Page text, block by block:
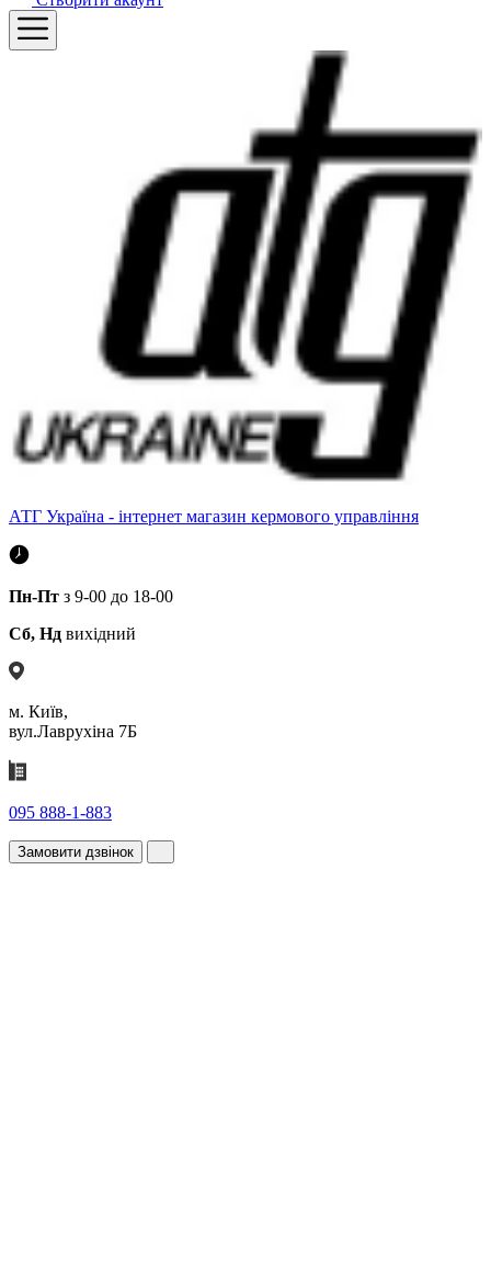
АТГ Україна - інтернет магазин кермового управління
Пн-Пт з 9-00 до 18-00
Сб, Нд вихідний
м. Київ,
вул.Лаврухіна 7Б
095 888-1-883
Замовити дзвінок